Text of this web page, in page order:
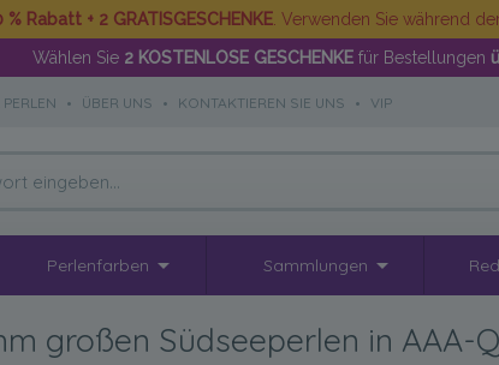
% Rabatt + 2 GRATISGESCHENKE . Verwenden Sie während
Wählen Sie 2 KOSTENLOSE GESCHENKEfür Bestellungen
• ÜBER UNS • KONTAKTIEREN SIE UNS • VIP
Perlenfarben Sammlungen
großen Südseeperlen in AAA-